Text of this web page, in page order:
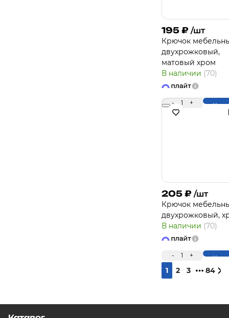
195 ₽ /шт
Крючок
двухрожковый,
матовый хром
В наличии (70)
- 1 +
205 ₽ /шт
Крючок
двухрожковый,
В наличии (70)
- 1 +
1 2 3 84